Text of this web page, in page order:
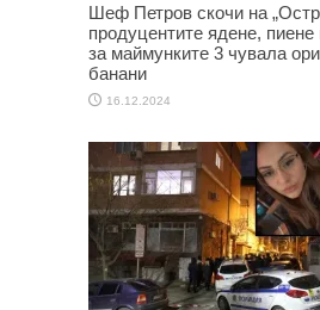
Шеф Петров скочи на
продуцентите ядене, пиене
за маймунките 3 чувала
банани
16.12.2024